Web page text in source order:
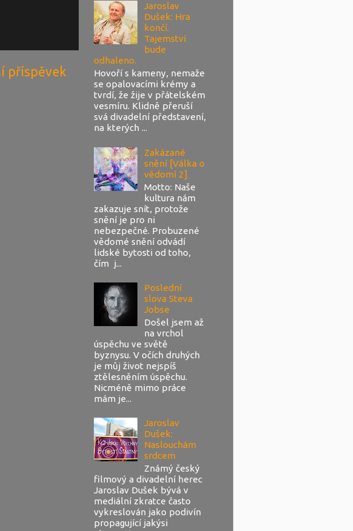
příspěvek
Jaroslav
Dušek: Hra
končí.
Tajemství
bude
odhaleno.
Hovoří s kameny, nemaže
se opalovacími krémy a
tvrdí, že žije v přátelském
vesmíru. Klidně přeruší
svá divadelní představení,
na kterých ...
Zakázané
snění [Válka o
vědomí 2]
Motto: Naše
kultura nám
zakazuje snít, protože
snění je pro ni
nebezpečné. Probuzené
vědomé snění odvádí
lidské bytosti od toho,
čím j...
Poslední
slova Steva
Jobse
Došel jsem až
na vrchol
úspěchu ve světě
byznysu. V očích druhých
je můj život nejspíš
ztělesněním úspěchu.
Nicméně mimo práce
mám je...
Jaroslav
Dušek:
Naslouchám
srdcem
Známý český
filmový a divadelní herec
Jaroslav Dušek bývá v
mediální zkratce často
vykreslován jako podivín
propagující jakýsi